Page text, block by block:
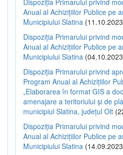
Anual al Achizițiilor Publice pe
Municipiului Slatina
Dispoziția Primarului privind
Anual al Achizițiilor Publice pe
Municipiului Slatina
Dispoziția Primarului privind
Program Anual al Achizițiilor
„Elaborarea în format GIS a
amenajare a teritoriului și de
municipiul Slatina, județul Olt
Dispoziția Primarului privind
Anual al Achizițiilor Publice pe
Municipiului Slatina